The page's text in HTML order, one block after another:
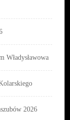
Władysławowa
2026